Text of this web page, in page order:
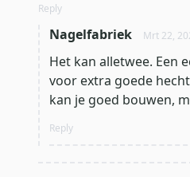
Reply
Nagelfabriek Mrt 22,
Het kan alletwee. Een
voor extra goede
kan je goed bouwen,
Reply